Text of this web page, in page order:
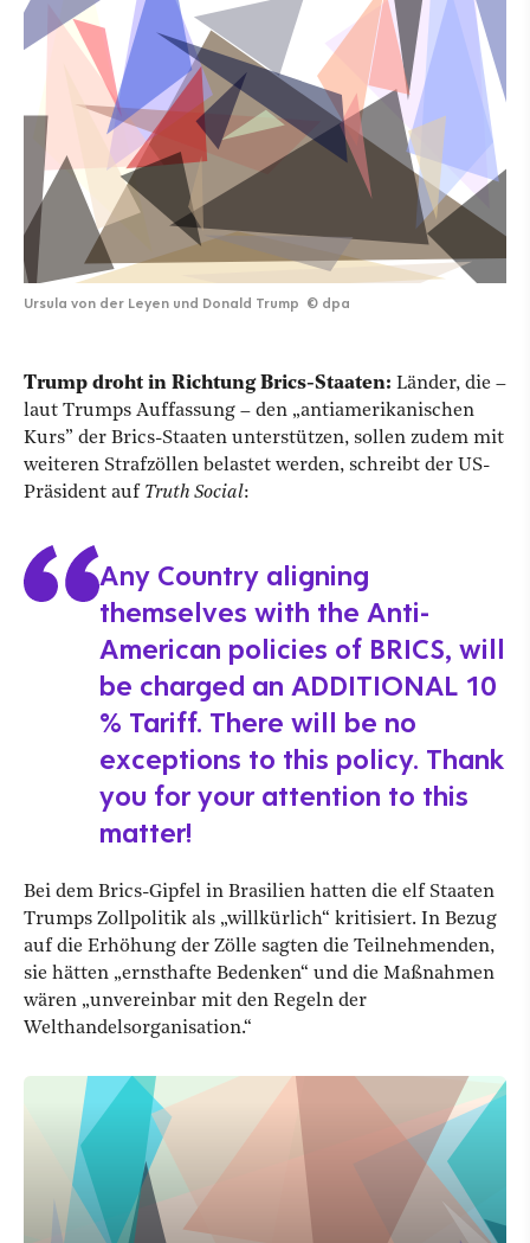
Ursula von der Leyen und Donald Trump © dpa
Trump droht in Richtung Brics-Staaten: Länder, die –
laut Trumps Auffassung – den „antiamerikanischen
Kurs” der Brics-Staaten unterstützen, sollen zudem mit
weiteren Strafzöllen belastet werden, schreibt der US-
Präsident auf Truth Social:
Any Country aligning
themselves with the Anti-
American policies of BRICS, will
be charged an ADDITIONAL 10
% Tariff. There will be no
exceptions to this policy. Thank
you for your attention to this
matter!
Bei dem Brics-Gipfel in Brasilien hatten die elf Staaten
Trumps Zollpolitik als „willkürlich“ kritisiert. In Bezug
auf die Erhöhung der Zölle sagten die Teilnehmenden,
sie hätten „ernsthafte Bedenken“ und die Maßnahmen
wären „unvereinbar mit den Regeln der
Welthandelsorganisation.“